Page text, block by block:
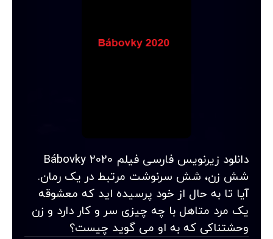
دانلود زیرنویس فارسی فیلم Bábovky 2020
شش زن، شش سرنوشت مرتبط در یک رمان.
آیا تا به حال از خود پرسیده اید که معشوقه
یک مرد متاهل با چه چیزی سر و کار دارد و زن
وحشتناکی که به او می گوید چیست؟